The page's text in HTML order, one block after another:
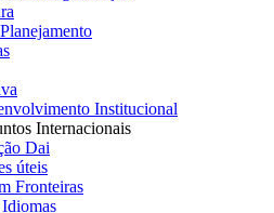
Institucional
Internacionais
Dai
úteis
Fronteiras